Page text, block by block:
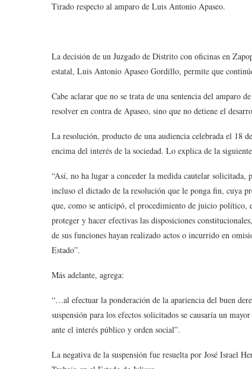
Tirado respecto al amparo de Luis Antonio Apaseo.
La decisión de un Juzgado de Distrito con oficinas en
estatal, Luis Antonio Apaseo Gordillo, permite que
Cabe aclarar que no se trata de una sentencia del amparo
resolver en contra de Apaseo, sino que no detiene el
La resolución, producto de una audiencia celebrada el 18
encima del interés de la sociedad. Lo explica de la
“Así, no ha lugar a conceder la medida cautelar
incluso el dictado de la resolución que le ponga fin, cuya
que, como se anticipó, el procedimiento de juicio político,
proteger y hacer efectivas las disposiciones
de sus funciones hayan realizado actos o incurrido en
Estado”.
Más adelante, agrega:
“…al efectuar la ponderación de la apariencia del buen
suspensión para los efectos solicitados se causaría un
ante el interés público y orden social”.
La negativa de la suspensión fue resuelta por José Israel